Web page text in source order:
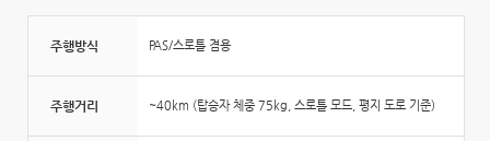
주행방식 PAS/스로틀 겸용
주행거리 ~40km (탑승자 체중 75kg, 스로틀 모드, 평지 도로 기준)